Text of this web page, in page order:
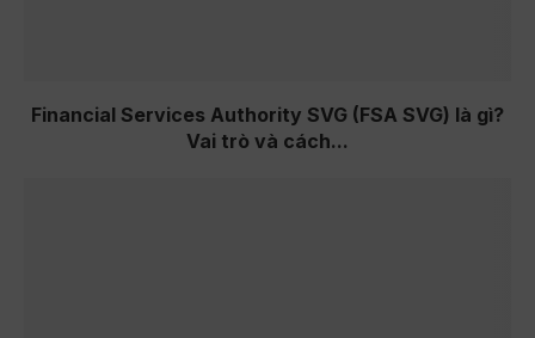
Financial Services Authority SVG (FSA SVG) là gì?
Vai trò và cách...